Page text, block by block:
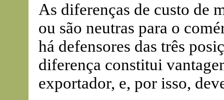
As diferenças de custo de
ou são neutras para o
há defensores das três
diferença constitui
exportador, e, por isso,